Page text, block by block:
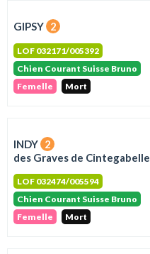
GIPSY 2
LOF 032171/005392
Chien Courant Suisse Bruno
Femelle
Mort
INDY 2
des Graves de Cintegabelle
LOF 032474/005594
Chien Courant Suisse Bruno
Femelle
Mort